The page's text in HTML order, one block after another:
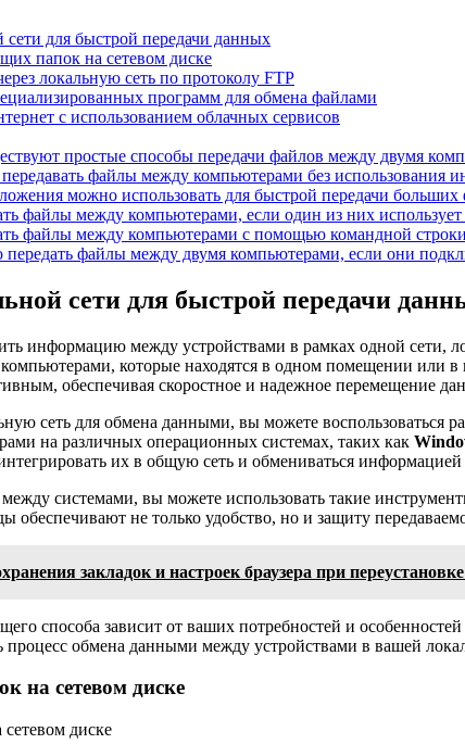
сети для быстрой передачи данных
папок на сетевом диске
локальную сеть по протоколу FTP
программ для обмена файлами
с использованием облачных сервисов
простые способы передачи файлов между двумя
файлы между компьютерами без использования
можно использовать для быстрой передачи
файлы между компьютерами, если один из них
файлы между компьютерами с помощью командной
файлы между двумя компьютерами, если они
сети для быстрой передачи
информацию между устройствами в рамках одной сети,
которые находятся в одном помещении или
обеспечивая скоростное и надежное перемещение
сеть для обмена данными, вы можете
на различных операционных системах, таких как
их в общую сеть и обмениваться
системами, вы можете использовать такие
обеспечивают не только удобство, но и защиту
закладок и настроек браузера при
способа зависит от ваших потребностей и
процесс обмена данными между устройствами в вашей
на сетевом диске